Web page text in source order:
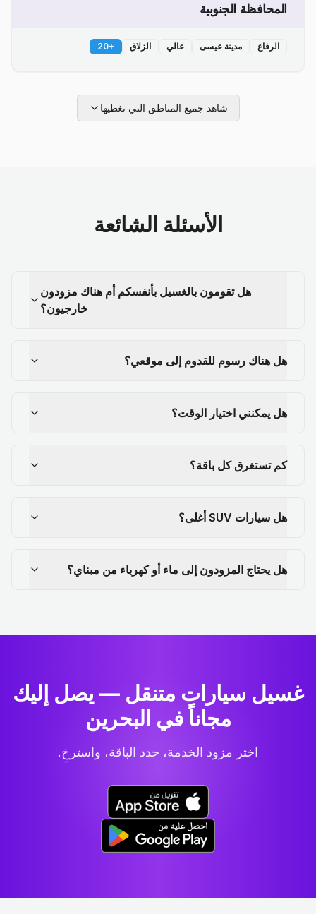
المحافظة الجنوبية
الرفاع مدينة عيسى عالي الزلاق +
20
شاهد جميع المناطق التي نغطيها
الأسئلة الشائعة
هل تقومون بالغسيل بأنفسكم أم هناك مزودون
خارجيون؟
هل هناك رسوم للقدوم إلى موقعي؟
هل يمكنني اختيار الوقت؟
كم تستغرق كل باقة؟
هل سيارات SUV أغلى؟
هل يحتاج المزودون إلى ماء أو كهرباء من مبناي؟
غسيل سيارات متنقل — يصل إليك
مجاناً في البحرين
اختر مزود الخدمة، حدد الباقة، واسترخِ.